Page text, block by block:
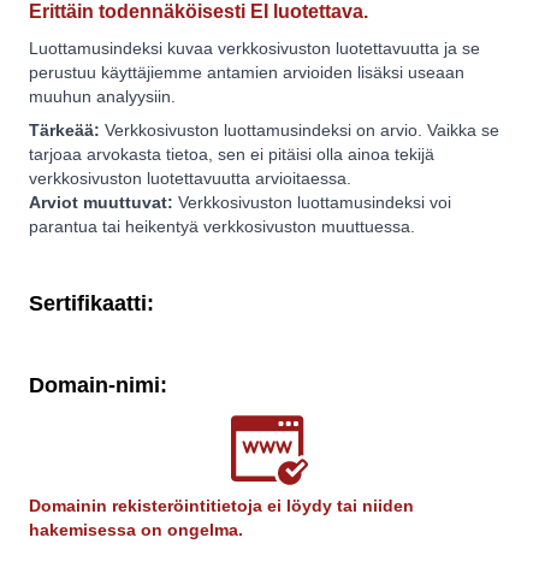
Erittäin todennäköisesti EI luotettava.
Luottamusindeksi kuvaa verkkosivuston luotettavuutta ja se
perustuu käyttäjiemme antamien arvioiden lisäksi useaan
muuhun analyysiin.
Tärkeää: Verkkosivuston luottamusindeksi on arvio. Vaikka se
tarjoaa arvokasta tietoa, sen ei pitäisi olla ainoa tekijä
verkkosivuston luotettavuutta arvioitaessa.
Arviot muuttuvat: Verkkosivuston luottamusindeksi voi
parantua tai heikentyä verkkosivuston muuttuessa.
Sertifikaatti:
Domain-nimi:
Domainin rekisteröintitietoja ei löydy tai niiden
hakemisessa on ongelma.